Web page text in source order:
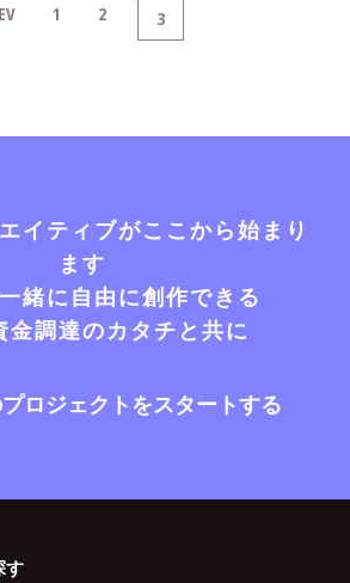
1 2 3
イティブがここから始まり
ます
緒に自由に創作できる
金調達のカタチと共に
ロジェクトをスタートする
す